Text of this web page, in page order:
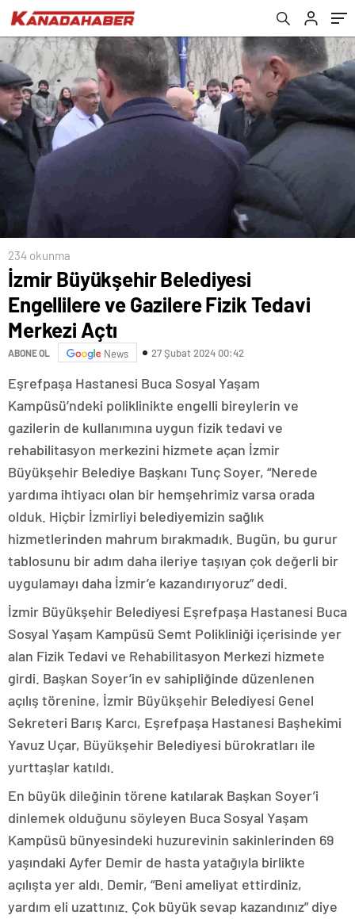
234 okunma
İzmir Büyükşehir Belediyesi
Engellilere ve Gazilere Fizik Tedavi
Merkezi Açtı
ABONE OL News 27 Şubat 2024 00:42
Eşrefpaşa Hastanesi Buca Sosyal Yaşam
Kampüsü’ndeki poliklinikte engelli bireylerin ve
gazilerin de kullanımına uygun fizik tedavi ve
rehabilitasyon merkezini hizmete açan İzmir
Büyükşehir Belediye Başkanı Tunç Soyer, “Nerede
yardıma ihtiyacı olan bir hemşehrimiz varsa orada
olduk. Hiçbir İzmirliyi belediyemizin sağlık
hizmetlerinden mahrum bırakmadık. Bugün, bu gurur
tablosunu bir adım daha ileriye taşıyan çok değerli bir
uygulamayı daha İzmir’e kazandırıyoruz” dedi.
İzmir Büyükşehir Belediyesi Eşrefpaşa Hastanesi Buca
Sosyal Yaşam Kampüsü Semt Polikliniği içerisinde yer
alan Fizik Tedavi ve Rehabilitasyon Merkezi hizmete
girdi. Başkan Soyer’in ev sahipliğinde düzenlenen
açılış törenine, İzmir Büyükşehir Belediyesi Genel
Sekreteri Barış Karcı, Eşrefpaşa Hastanesi Başhekimi
Yavuz Uçar, Büyükşehir Belediyesi bürokratları ile
yurttaşlar katıldı.
En büyük dileğinin törene katılarak Başkan Soyer’i
dinlemek olduğunu söyleyen Buca Sosyal Yaşam
Kampüsü bünyesindeki huzurevinin sakinlerinden 69
yaşındaki Ayfer Demir de hasta yatağıyla birlikte
açılışta yer aldı. Demir, “Beni ameliyat ettirdiniz,
yardım eli uzattınız. Çok büyük sevap kazandınız” diye